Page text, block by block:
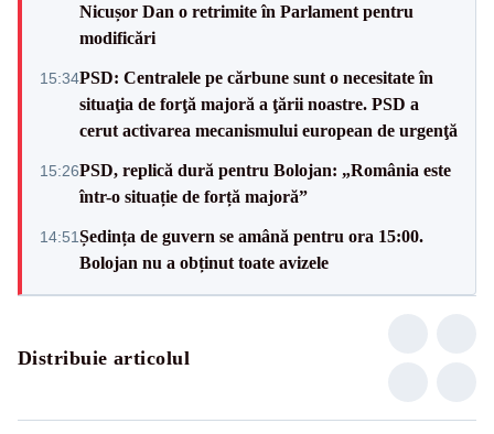
Nicușor Dan o retrimite în Parlament pentru
modificări
15:34PSD: Centralele pe cărbune sunt o necesitate în
situaţia de forţă majoră a ţării noastre. PSD a
cerut activarea mecanismului european de urgenţă
15:26PSD, replică dură pentru Bolojan: „România este
într-o situație de forță majoră”
14:51Ședința de guvern se amână pentru ora 15:00.
Bolojan nu a obținut toate avizele
Distribuie articolul